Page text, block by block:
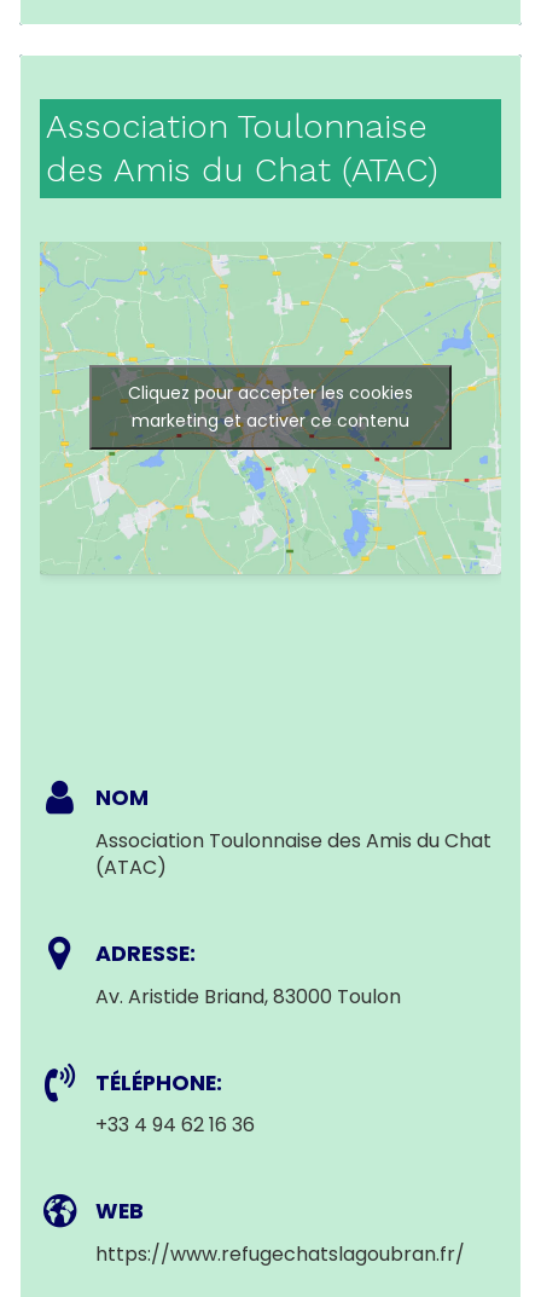
Association Toulonnaise
des Amis du Chat (ATAC)
Cliquez pour accepter les cookies
marketing et activer ce contenu
NOM
Association Toulonnaise des Amis du Chat
(ATAC)
ADRESSE:
Av. Aristide Briand, 83000 Toulon
TÉLÉPHONE:
+33 4 94 62 16 36
WEB
https://www.refugechatslagoubran.fr/